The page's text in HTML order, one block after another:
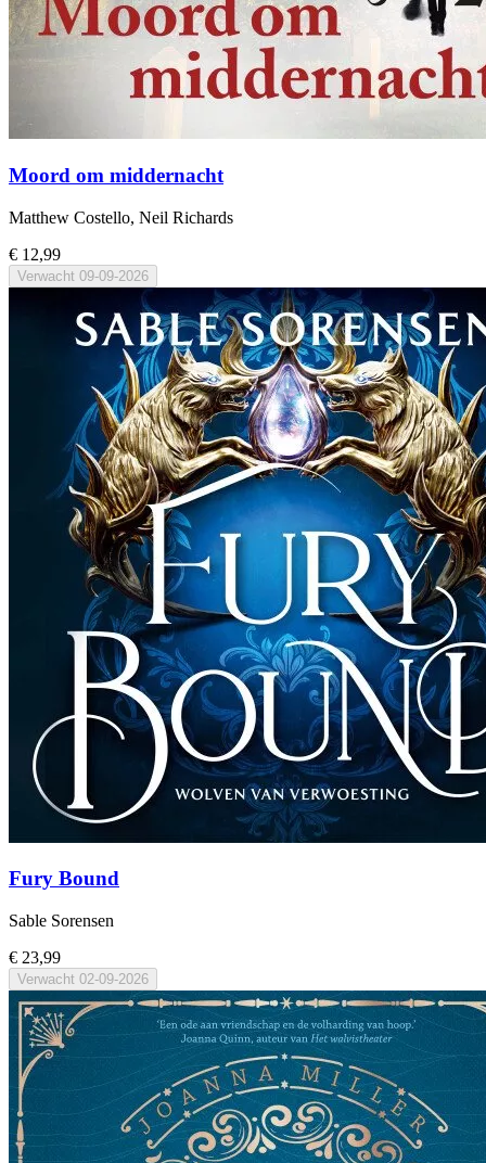
Moord om middernacht
Matthew Costello, Neil Richards
€ 12,99
Verwacht 09-09-2026
Fury Bound
Sable Sorensen
€ 23,99
Verwacht 02-09-2026